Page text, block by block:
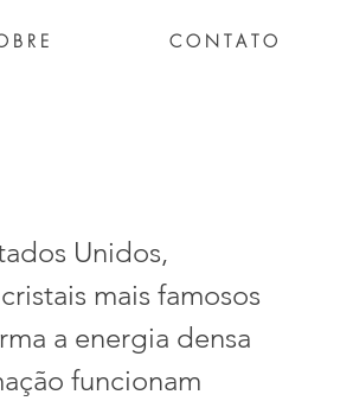
B R E C O N T A T O
Unidos,
mais famosos
a energia densa
funcionam